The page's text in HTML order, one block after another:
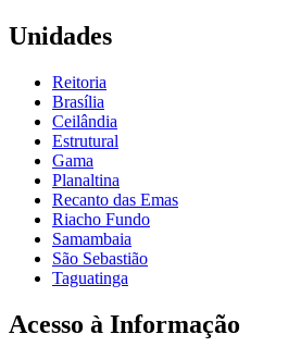
Unidades
Reitoria
Brasília
Ceilândia
Estrutural
Gama
Planaltina
Recanto das Emas
Riacho Fundo
Samambaia
São Sebastião
Taguatinga
Acesso à Informação